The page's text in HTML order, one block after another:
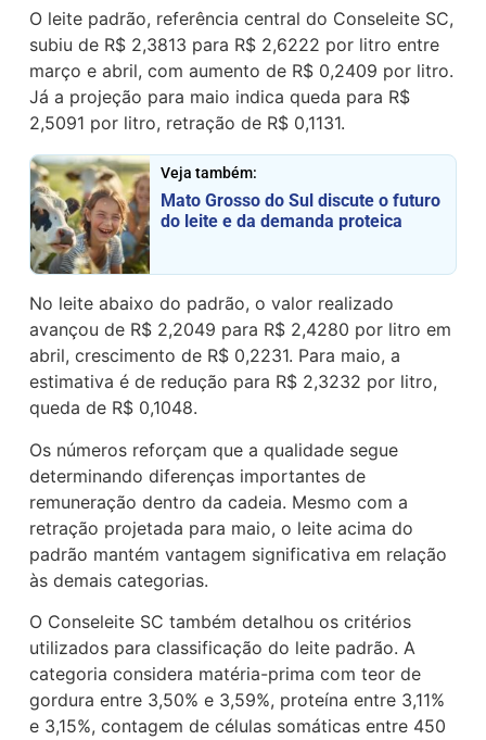
O leite padrão, referência central do Conseleite SC,
subiu de R$ 2,3813 para R$ 2,6222 por litro entre
março e abril, com aumento de R$ 0,2409 por litro.
Já a projeção para maio indica queda para R$
2,5091 por litro, retração de R$ 0,1131.
Veja também:
Mato Grosso do Sul discute o futuro
do leite e da demanda proteica
No leite abaixo do padrão, o valor realizado
avançou de R$ 2,2049 para R$ 2,4280 por litro em
abril, crescimento de R$ 0,2231. Para maio, a
estimativa é de redução para R$ 2,3232 por litro,
queda de R$ 0,1048.
Os números reforçam que a qualidade segue
determinando diferenças importantes de
remuneração dentro da cadeia. Mesmo com a
retração projetada para maio, o leite acima do
padrão mantém vantagem significativa em relação
às demais categorias.
O Conseleite SC também detalhou os critérios
utilizados para classificação do leite padrão. A
categoria considera matéria-prima com teor de
gordura entre 3,50% e 3,59%, proteína entre 3,11%
e 3,15%, contagem de células somáticas entre 450